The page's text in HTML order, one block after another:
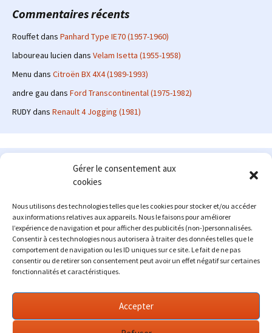
Gérer le consentement aux
cookies
Nous utilisons des technologies telles que les cookies pour stocker et/ou accéder
aux informations relatives aux appareils. Nous le faisons pour améliorer
l’expérience de navigation et pour afficher des publicités (non-)personnalisées.
Consentir à ces technologies nous autorisera à traiter des données telles que le
comportement de navigation ou les ID uniques sur ce site. Le fait de ne pas
consentir ou de retirer son consentement peut avoir un effet négatif sur certaines
fonctionnalités et caractéristiques.
Accepter
Commentaires récents
Rouffetdans Panhard Type IE70 (1957-1960)
laboureau lucien dans Velam Isetta (1955-1958)
Menu dans Citroën BX 4X4 (1989-1993)
andre gau dans Ford Transcontinental (1975-1982)
RUDYdans Renault 4 Jogging (1981)
Le site en quelques mots
: passionné d'automobile ancienne depuis de
nombreuses années, j'ai commencé à partager ma passion sur
internet à partir de 2009 au travers d'un blog qui a connu un relatif
succès. Fin 2013, je décide de prendre mon autonomie et me lancer
avec mon propre site : l'Automobile Ancienne.
Me contacter : alex(at)lautomobileancienne.com